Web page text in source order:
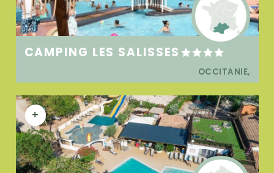
CAMPING LES SALISSES
OCCITANIE,
+